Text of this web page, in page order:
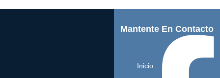
Inicio
Mantente En Contacto